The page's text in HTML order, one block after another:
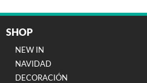
SHOP
NEW IN
NAVIDAD
DECORACIÓN